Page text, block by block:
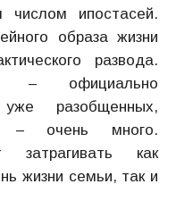
ипостасей.
образа жизни
развода.
– официально
уже разобщенных,
– очень много.
как
жизни семьи, так и